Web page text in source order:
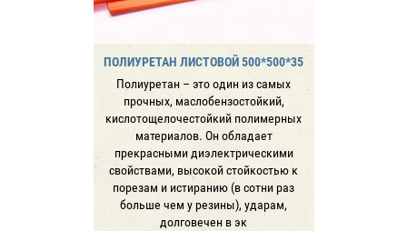
ПОЛИУРЕТАН ЛИСТОВОЙ 500*500*35
Полиуретан – это один из самых
прочных, маслобензостойкий,
кислотощелочестойкий полимерных
материалов. Он обладает
прекрасными диэлектрическими
свойствами, высокой стойкостью к
порезам и истиранию (в сотни раз
больше чем у резины), ударам,
долговечен в эк